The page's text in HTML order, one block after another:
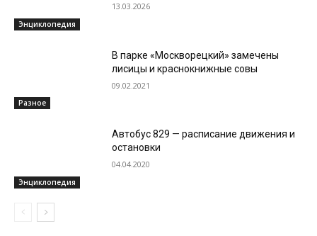
Энциклопедия
13.03.2026
Разное
В парке «Москворецкий» замечены
лисицы и краснокнижные совы
09.02.2021
Энциклопедия
Автобус 829 — расписание движения и
остановки
04.04.2020